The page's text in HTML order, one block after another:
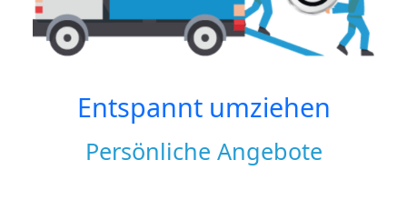
Entspannt umziehen
Persönliche Angebote